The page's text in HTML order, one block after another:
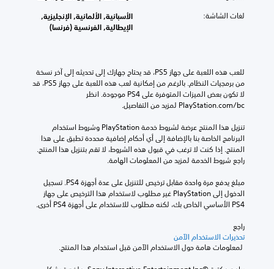
لغات الشاشة:
الأسبانية, الألمانية, الإنجليزية,
الإيطالية, الفرنسية (فرنسا)
‎PlayStation.com/bc لمزيد من التفاصيل.
راجع شروط الخدمة لمزيد من المعلومات الهامة.
PS4 الأساسي الخاص بك، لكنه مطلوب للاستخدام على أجهزة PS4 أخرى.
راجع
تحذيرات الاستخدام الآمن